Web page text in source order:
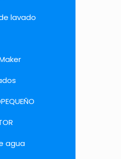
lavado
agua